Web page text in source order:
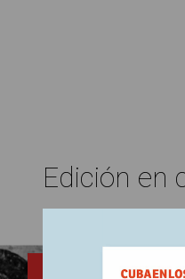
5
Edición en